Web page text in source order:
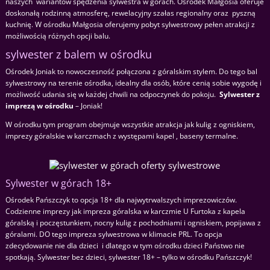
doskonałą rodzinną atmosferę, rewelacyjny szałas regionalny oraz pyszną
kuchnię. W ośrodku Małgosia oferujemy pobyt sylwestrowy pełen atrakcji z
możliwością różnych opcji balu.
sylwester z balem w ośrodku
Ośrodek Joniak to nowoczesność połączona z góralskim stylem. Do tego bal
sylwestrowy na terenie ośrodka, idealny dla osób, które cenią sobie wygodę i
możliwość udania się w każdej chwili na odpoczynek do pokoju. Sylwester z
imprezą w ośrodku – Joniak!
W ośrodku tym program obejmuje wszystkie atrakcja jak kulig z ogniskiem,
imprezy góralskie w karczmach z występami kapel , baseny termalne.
Sylwester w górach 18+
Ośrodek Pańszczyk to opcja 18+ dla najwytrwalszych imprezowiczów.
Codzienne imprezy jak impreza góralska w karczmie U Furtoka z kapela
góralską i poczęstunkiem, nocny kulig z pochodniami i ogniskiem, popijawa z
góralami. DO tego impreza sylwestrowa w klimacie PRL. To opcja
zdecydowanie nie dla dzieci i dlatego w tym ośrodku dzieci Państwo nie
spotkają. Sylwester bez dzieci, sylwester 18+ – tylko w ośrodku Pańszczyk!